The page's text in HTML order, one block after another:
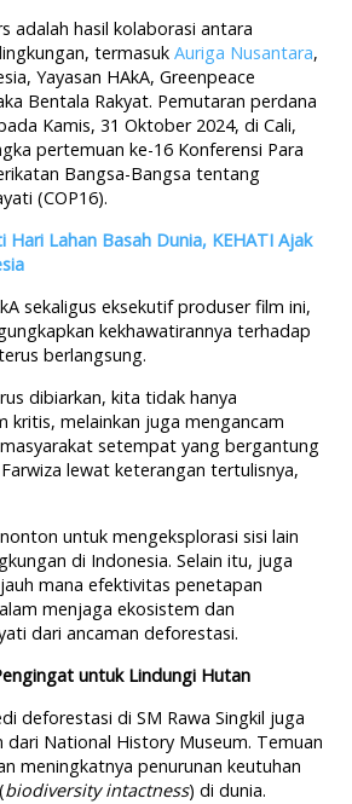
adalah hasil kolaborasi antara
termasukAuriga Nusantara,
Yayasan HAkA, Greenpeace
Bentala Rakyat. Pemutaran perdana
Kamis, 31 Oktober 2024, di Cali,
pertemuan ke-16 Konferensi Para
Bangsa-Bangsa tentang
(COP16).
Hari Lahan Basah Dunia, KEHATI Ajak
sekaligus eksekutif produser film ini,
kekhawatirannya terhadap
berlangsung.
dibiarkan, kita tidak hanya
kritis, melainkan juga mengancam
setempat yang bergantung
lewat keterangan tertulisnya,
untuk mengeksplorasi sisi lain
di Indonesia. Selain itu, juga
mana efektivitas penetapan
menjaga ekosistem dan
dari ancaman deforestasi.
untuk Lindungi Hutan
deforestasi di SM Rawa Singkil juga
National History Museum. Temuan
meningkatnya penurunan keutuhan
biodiversity intactness) di dunia.